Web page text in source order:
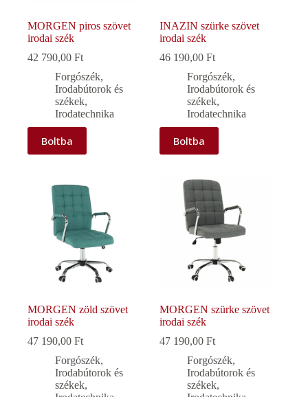
MORGEN piros szövet
irodai szék
42 790,00 Ft
Forgószék,
Irodabútorok és
székek,
Irodatechnika
Boltba
INAZIN szürke szövet
irodai szék
46 190,00Ft
Forgószék,
Irodabútorok és
székek,
Irodatechnika
Boltba
MORGEN zöld szövet
irodai szék
47 190,00 Ft
Forgószék,
Irodabútorok és
székek,
MORGEN szürke szövet
irodai szék
47 190,00Ft
Forgószék,
Irodabútorok és
székek,